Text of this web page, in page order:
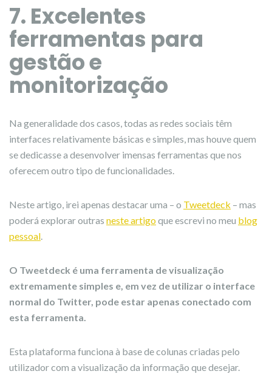
7. Excelentes
ferramentas para
gestão e
monitorização
Na generalidade dos casos, todas as redes sociais têm
interfaces relativamente básicas e simples, mas houve quem
se dedicasse a desenvolver imensas ferramentas que nos
oferecem outro tipo de funcionalidades.
Neste artigo, irei apenas destacar uma – o Tweetdeck – mas
poderá explorar outras neste artigoque escrevi no meu blog
pessoal.
O Tweetdeck é uma ferramenta de visualização
extremamente simples e, em vez de utilizar o interface
normal do Twitter, pode estar apenas conectado com
esta ferramenta.
Esta plataforma funciona à base de colunas criadas pelo
utilizador com a visualização da informação que desejar.